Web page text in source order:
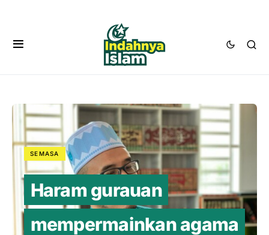
SEMASA
Haram gurauan
mempermainkan agama